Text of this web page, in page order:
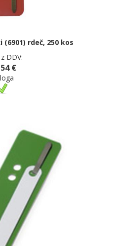
(6901) rdeč, 250 kos
DDV:
€